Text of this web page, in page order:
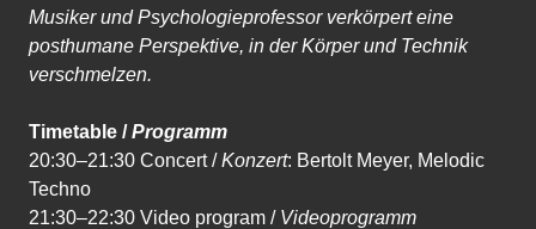
Musiker und Psychologieprofessor verkörpert eine
posthumane Perspektive, in der Körper und Technik
verschmelzen.
Timetable /Programm
20:30–21:30 Concert /Konzert: Bertolt Meyer, Melodic
Techno
21:30–22:30 Video program / Videoprogramm